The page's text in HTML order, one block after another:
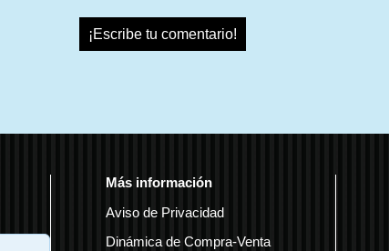
¡Escribe tu comentario!
Más información
Aviso de Privacidad
Dinámica de Compra-Venta